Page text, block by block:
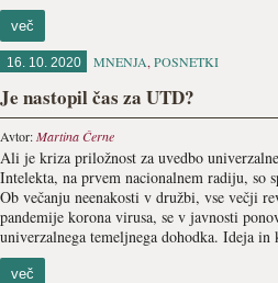
več
16. 10. 2020 MNENJA, POSNETKI
Je nastopil čas za UTD?
Avtor:Martina Černe
Ali je kriza priložnost za uvedbo
Intelekta, na prvem nacionalnem radiju,
Ob večanju neenakosti v družbi, vse večji
pandemije korona virusa, se v javnosti
univerzalnega temeljnega dohodka. Ideja in
več